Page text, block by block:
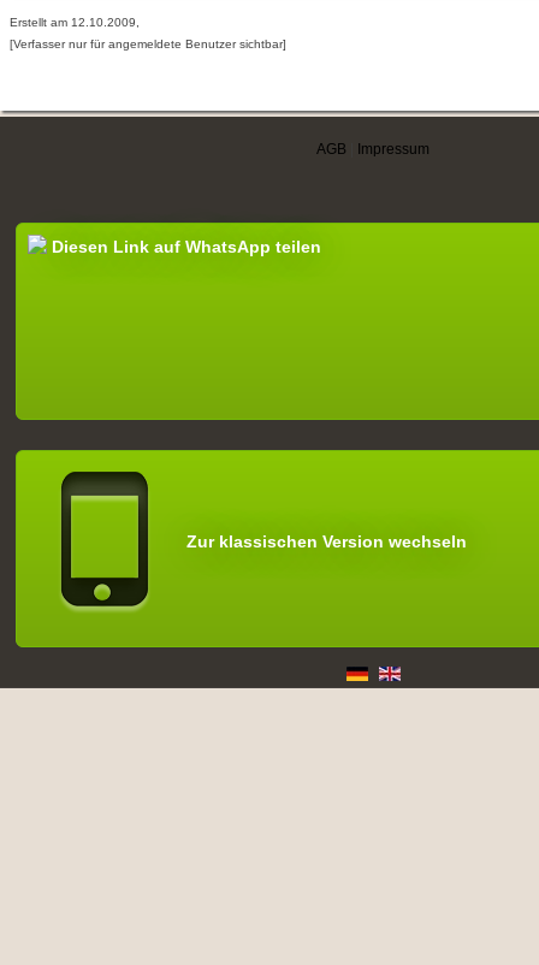
Erstellt am 12.10.2009,
[Verfasser nur für angemeldete Benutzer sichtbar]
AGB Impressum
Diesen Link auf WhatsApp teilen
Zur klassischen Version wechseln